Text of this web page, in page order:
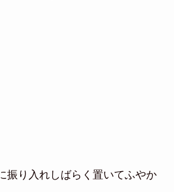
振り入れしばらく置いてふやか